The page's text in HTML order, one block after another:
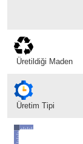
Üretildiği Maden
Üretim Tipi